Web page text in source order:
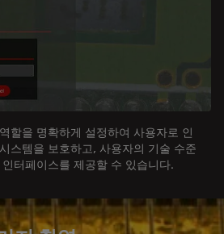
할을 명확하게 설정하여 사용자로 인
스템을 보호하고, 사용자의 기술 수준
터페이스를 제공할 수 있습니다.